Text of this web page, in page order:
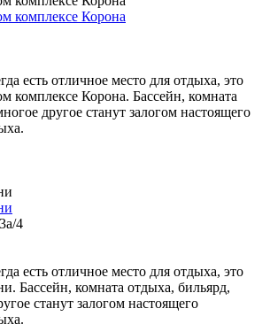
комплексе Корона
есть отличное место для отдыха, это
комплексе Корона. Бассейн, комната
другое станут залогом настоящего
4
есть отличное место для отдыха, это
Бассейн, комната отдыха, бильярд,
станут залогом настоящего